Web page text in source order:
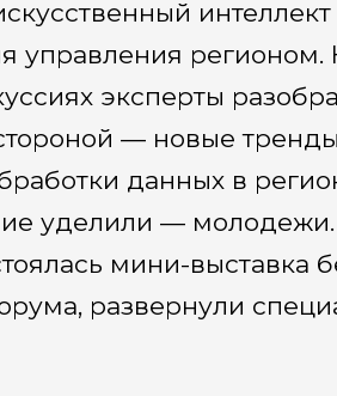
управления регионом.
эксперты
— новые
данных в
уделили —
мини-выставка
развернули